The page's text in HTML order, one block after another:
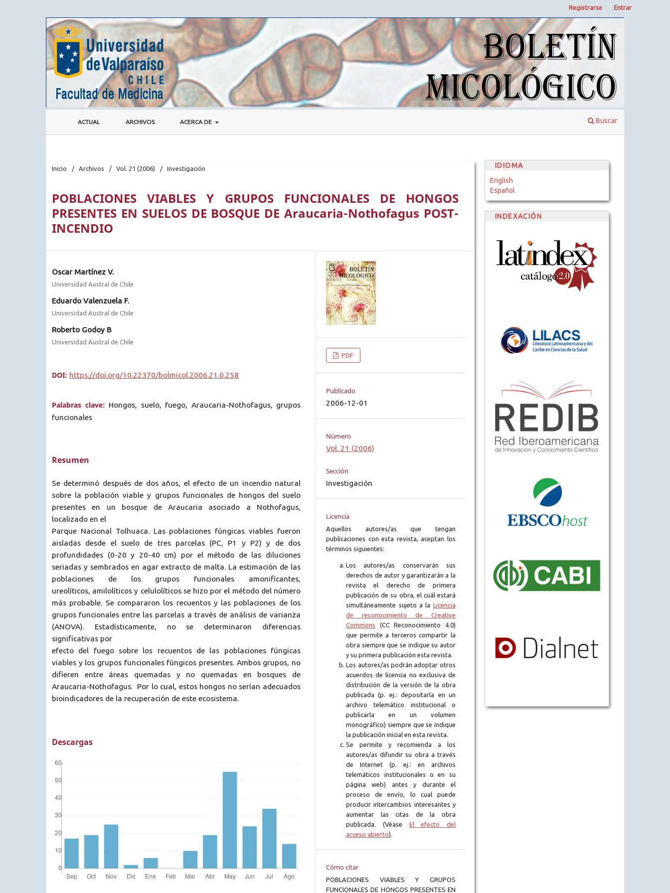
ACTUAL ARCHIVOS ACERCA DE Buscar
Registrarse Entrar
Inicio / Archivos / Vol. 21 (2006) / Investigación
POBLACIONES VIABLES Y GRUPOS FUNCIONALES DE HONGOS
PRESENTES EN SUELOS DE BOSQUE DE Araucaria-Nothofagus POST-
INCENDIO
Oscar Martínez V.
Universidad Austral de Chile
Eduardo Valenzuela F.
Universidad Austral de Chile
Roberto Godoy B
Universidad Austral de Chile
DOI: https://doi.org/10.22370/bolmicol.2006.21.0.258
Palabras clave: Hongos, suelo, fuego, Araucaria-Nothofagus, grupos
funcionales
Resumen
Se determinó después de dos años, el efecto de un incendio natural
sobre la población viable y grupos funcionales de hongos del suelo
presentes en un bosque de Araucaria asociado a Nothofagus,
localizado en el
Parque Nacional Tolhuaca. Las poblaciones fúngicas viables fueron
aisladas desde el suelo de tres parcelas (PC, P1 y P2) y de dos
profundidades (0-20 y 20-40 cm) por el método de las diluciones
seriadas y sembrados en agar extracto de malta. La estimación de las
poblaciones de los grupos funcionales amonificantes,
ureolíticos, amilolíticos y celulolíticos se hizo por el método del número
más probable. Se compararon los recuentos y las poblaciones de los
grupos funcionales entre las parcelas a través de análisis de varianza
(ANOVA). Estadísticamente, no se determinaron diferencias
significativas por
efecto del fuego sobre los recuentos de las poblaciones fúngicas
viables y los grupos funcionales fúngicos presentes. Ambos grupos, no
difieren entre áreas quemadas y no quemadas en bosques de
Araucaria-Nothofagus. Por lo cual, estos hongos no serían adecuados
bioindicadores de la recuperación de este ecosistema.
Descargas
PDF
Publicado
2006-12-01
Número
Vol. 21 (2006)
Sección
Investigación
Licencia
Aquellos autores/as que tengan
publicaciones con esta revista, aceptan los
términos siguientes:
Los autores/as conservarán sus
derechos de autor y garantizarán a la
revista el derecho de primera
publicación de su obra, el cuál estará
simultáneamente sujeto a la Licencia
de reconocimiento de Creative
Commons (CC Reconocimiento 4.0)
que permite a terceros compartir la
obra siempre que se indique su autor
y su primera publicación esta revista.
Los autores/as podrán adoptar otros
acuerdos de licencia no exclusiva de
distribución de la versión de la obra
publicada (p. ej.: depositarla en un
archivo telemático institucional o
publicarla en un volumen
monográfico) siempre que se indique
la publicación inicial en esta revista.
Se permite y recomienda a los
autores/as difundir su obra a través
de Internet (p. ej.: en archivos
telemáticos institucionales o en su
página web) antes y durante el
proceso de envío, lo cual puede
producir intercambios interesantes y
aumentar las citas de la obra
publicada. (Véase El efecto del
acceso abierto).
Cómo citar
POBLACIONES VIABLES Y GRUPOS
FUNCIONALES DE HONGOS PRESENTES EN
IDIOMA
English
Español
INDEXACIÓN